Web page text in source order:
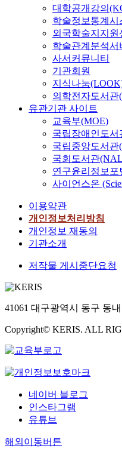
대학공개강의
학술정보통계시
외국학술지지원
학술관계분석서
사서커뮤니티
기관회원
지식나눔
의학전자도서관
유관기관 사이트
교육부(MOE)
국립장애인도
국립중앙도서관
국회도서관
연구윤리정보포
사이언스온
이용약관
개인정보처리방침
개인정보 재동의
기관소개
저작물 게시중단요청
41061 대구광역시 동구 동
Copyright© KERIS. ALL
네이버 블로그
인스타그램
유튜브
해외이동버튼